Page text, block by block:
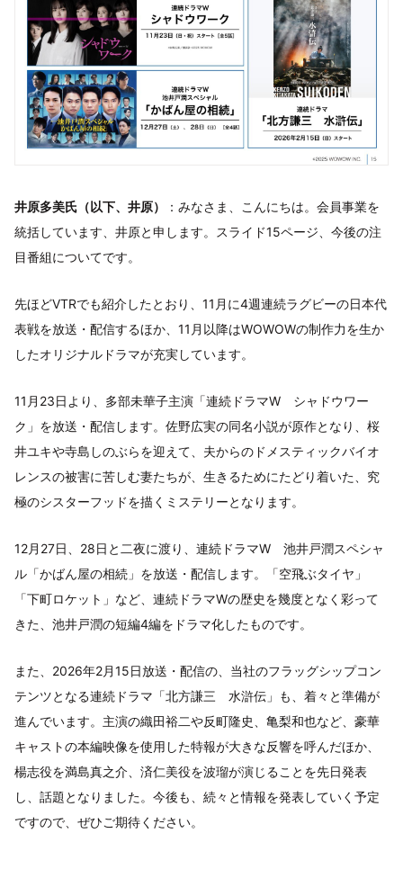
井原多美氏（以下、井原）
：みなさま、こんにちは。会員事業を
統括しています、井原と申します。スライド15ページ、今後の注
目番組についてです。
先ほどVTRでも紹介したとおり、11月に4週連続ラグビーの日本代
表戦を放送・配信するほか、11月以降はWOWOWの制作力を生か
したオリジナルドラマが充実しています。
11月23日より、多部未華子主演「連続ドラマW シャドウワー
ク」を放送・配信します。佐野広実の同名小説が原作となり、桜
井ユキや寺島しのぶらを迎えて、夫からのドメスティックバイオ
レンスの被害に苦しむ妻たちが、生きるためにたどり着いた、究
極のシスターフッドを描くミステリーとなります。
12月27日、28日と二夜に渡り、連続ドラマW 池井戸潤スペシャ
ル「かばん屋の相続」を放送・配信します。「空飛ぶタイヤ」
「下町ロケット」など、連続ドラマWの歴史を幾度となく彩って
きた、池井戸潤の短編4編をドラマ化したものです。
また、2026年2月15日放送・配信の、当社のフラッグシップコン
テンツとなる連続ドラマ「北方謙三 水滸伝」も、着々と準備が
進んでいます。主演の織田裕二や反町隆史、亀梨和也など、豪華
キャストの本編映像を使用した特報が大きな反響を呼んだほか、
楊志役を満島真之介、済仁美役を波瑠が演じることを先日発表
し、話題となりました。今後も、続々と情報を発表していく予定
ですので、ぜひご期待ください。